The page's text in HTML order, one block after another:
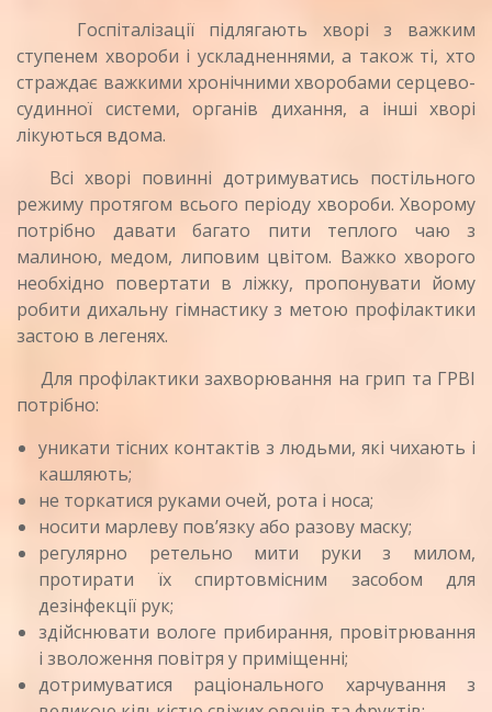
Госпіталізації підлягають хворі з важким
ступенем хвороби і ускладненнями, а також ті, хто
страждає важкими хронічними хворобами серцево-
судинної системи, органів дихання, а інші хворі
лікуються вдома.
Всі хворі повинні дотримуватись постільного
режиму протягом всього періоду хвороби. Хворому
потрібно давати багато пити теплого чаю з
малиною, медом, липовим цвітом. Важко хворого
необхідно повертати в ліжку, пропонувати йому
робити дихальну гімнастику з метою профілактики
застою в легенях.
Для профілактики захворювання на грип та ГРВІ
потрібно:
уникати тісних контактів з людьми, які чихають і
кашляють;
не торкатися руками очей, рота і носа;
носити марлеву пов’язку або разову маску;
регулярно ретельно мити руки з милом,
протирати їх спиртовмісним засобом для
дезінфекції рук;
здійснювати вологе прибирання, провітрювання
і зволоження повітря у приміщенні;
дотримуватися раціонального харчування з